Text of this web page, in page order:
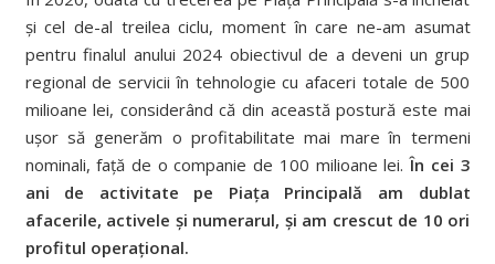
și cel de-al treilea ciclu, moment în care ne-am asumat
pentru finalul anului 2024 obiectivul de a deveni un grup
regional de servicii în tehnologie cu afaceri totale de 500
milioane lei, considerând că din această postură este mai
ușor să generăm o profitabilitate mai mare în termeni
nominali, față de o companie de 100 milioane lei.În cei 3
ani de activitate pe Piața Principală am dublat
afacerile, activele și numerarul, și am crescut de 10 ori
profitul operațional.